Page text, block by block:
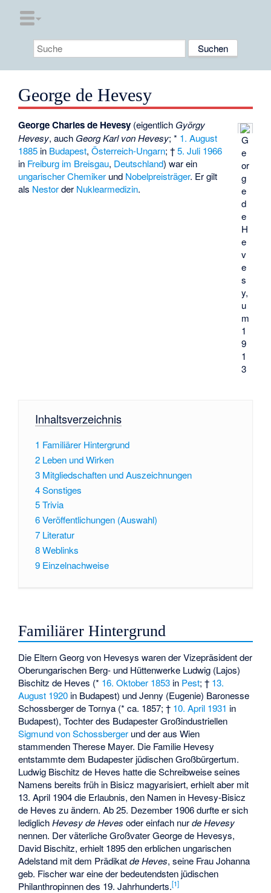
George de Hevesy
G
e
or
g
e
d
e
H
e
v
e
s
y,
u
m
1
9
1
3
George Charles de Hevesy (eigentlich György
Hevesy, auch Georg Karl von Hevesy; * 1. August
1885 in Budapest,Österreich-Ungarn; †5. Juli 1966
in Freiburg im Breisgau, Deutschland) war ein
ungarischer Chemiker und Nobelpreisträger. Er gilt
als Nestorder Nuklearmedizin.
Inhaltsverzeichnis
1 Familiärer Hintergrund
2 Leben und Wirken
3 Mitgliedschaften und Auszeichnungen
4Sonstiges
5Trivia
6Veröffentlichungen (Auswahl)
7 Literatur
8Weblinks
9 Einzelnachweise
Familiärer Hintergrund
Die Eltern Georg von Hevesys waren der Vizepräsident der
Oberungarischen Berg- und Hüttenwerke Ludwig (Lajos)
Bischitz de Heves (* 16. Oktober 1853 in Pest; † 13.
August 1920 in Budapest) und Jenny (Eugenie) Baronesse
Schossberger de Tornya (* ca. 1857; † 10. April 1931 in
Budapest), Tochter des Budapester Großindustriellen
Sigmund von Schossberger und der aus Wien
stammenden Therese Mayer. Die Familie Hevesy
entstammte dem Budapester jüdischen Großbürgertum.
Ludwig Bischitz de Heves hatte die Schreibweise seines
Namens bereits früh in Bisicz magyarisiert, erhielt aber mit
13. April 1904 die Erlaubnis, den Namen in Hevesy-Bisicz
de Heves zu ändern. Ab 25. Dezember 1906 durfte er sich
lediglichHevesy de Heves oder einfach nurde Hevesy
nennen. Der väterliche Großvater George de Hevesys,
David Bischitz, erhielt 1895 den erblichen ungarischen
Adelstand mit dem Prädikatde Heves, seine FrauJohanna
geb. Fischerwar eine der bedeutendsten jüdischen
Philanthropinnen des 19. Jahrhunderts.[1]